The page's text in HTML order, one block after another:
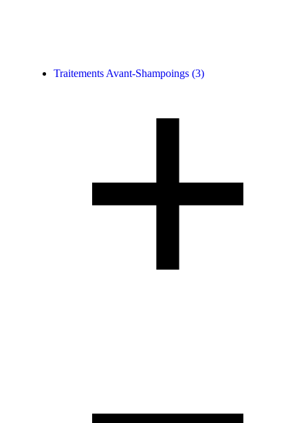
Traitements Avant-Shampoings (3)